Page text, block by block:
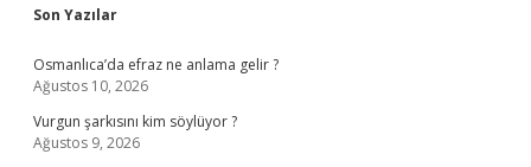
Sidebar
Son Yazılar
Osmanlıca’da efraz ne anlama gelir ?
Ağustos 10, 2026
Vurgun şarkısını kim söylüyor ?
Ağustos 9, 2026